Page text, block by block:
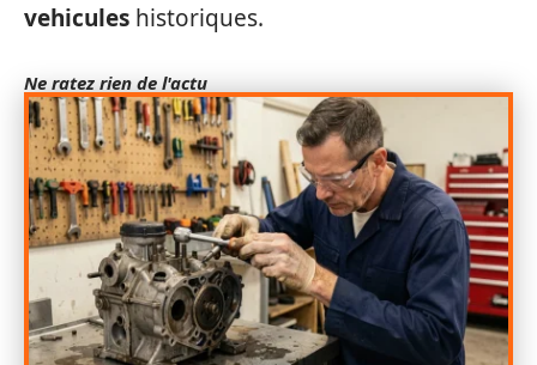
vehicules historiques.
Ne ratez rien de l'actu